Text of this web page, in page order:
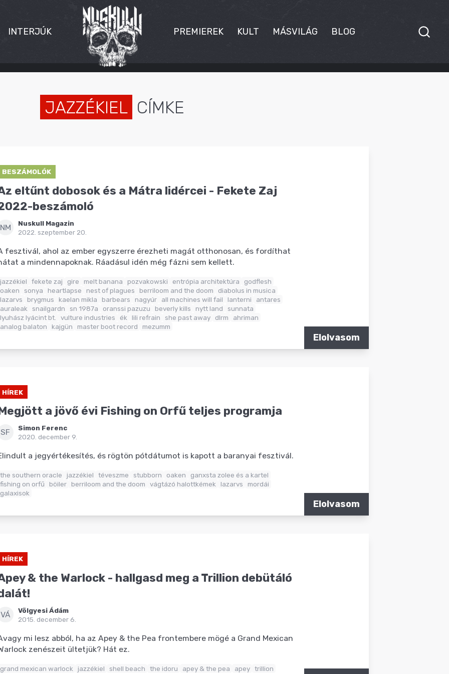
INTERJÚK PREMIEREK KULT MÁSVILÁG BLOG
JAZZÉKIEL CÍMKE
BESZÁMOLÓK
eltűnt dobosok és a Mátra lidércei - Fekete Zaj
beszámoló
NM
Nuskull Magazin
2022. szeptember 20.
fesztivál, ahol az ember egyszerre érezheti magát otthonosan, és fordíthat
a mindennapoknak. Ráadásul idén még fázni sem kellett.
jazzékiel fekete zaj gire melt banana pozvakowski entrópia architektúra
godflesh
oaken
sonya heartlapse nest of plagues berriloom and the doom
diabolus in musica
lazarvs
brygmus kaelan mikla barbears nagyúr all machines will fail lanterni
antares
auraleak
snailgardn sn 1987a oranssi pazuzu beverly kills nytt land
sunnata
lyuhász lyácint bt.
vulture industries ék lili refrain she past away dlrm
ahriman
analog balaton
kajgün master boot record mezumm
Elolvasom
HÍREK
a jövő évi Fishing on Orfű teljes programja
SF
Simon Ferenc
2020. december 9.
a jegyértékesítés, és rögtön pótdátumot is kapott a baranyai fesztivál.
the southern oracle jazzékiel téveszme stubborn oaken
ganxsta zolee és a kartel
fishing on orfű
böiler berriloom and the doom vágtázó halottkémek lazarvs
mordái
galaxisok
Elolvasom
HÍREK
& the Warlock - hallgasd meg a Trillion debütáló
VÁ
Völgyesi Ádám
2015. december 6.
mi lesz abból, ha az Apey & the Pea frontembere mögé a Grand Mexican
zenészeit ültetjük? Hát ez.
grand mexican warlock jazzékiel shell beach the idoru apey & the pea apey trillion